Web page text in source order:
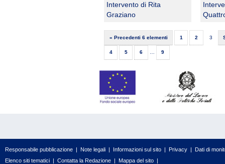
Intervento di Rita
Graziano
« Precedenti 6 elementi 1 2 3
4 5 6 … 9
Responsabile pubblicazione | Note legali | Informazioni sul sito | Privacy | Dati di
Elenco siti tematici | Contatta la Redazione | Mappa del sito |